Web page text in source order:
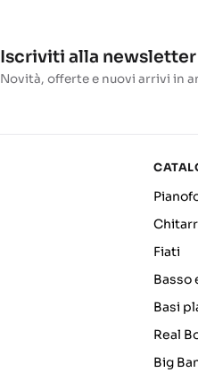
Iscriviti alla newsletter
Novità, offerte e nuovi arrivi in
Fiati
Basso
Basi
Real
Big